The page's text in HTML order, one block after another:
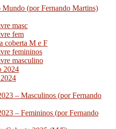
Mundo (por Fernando Martins)
masc
fem
coberta M e F
femininos
masculino
2024
– Masculinos (por Fernando
– Femininos (por Fernando